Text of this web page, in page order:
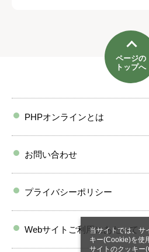
当サイトでは、サ
キー(Cookie)を使
サイトのクッキー
ページの
トップへ
PHPオンラインとは
お問い合わせ
プライバシーポリシー
Webサイトご利用にあたって